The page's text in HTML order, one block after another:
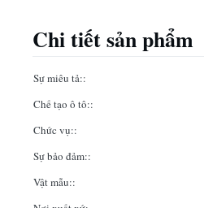
Chi tiết sản phẩm
Sự miêu tả::
Chế tạo ô tô::
Chức vụ::
Sự bảo đảm::
Vật mẫu::